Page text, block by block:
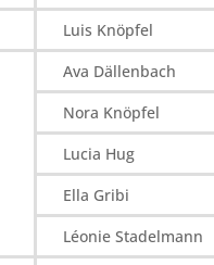
Luis Knöpfel
Ava Dällenbach
Nora Knöpfel
Lucia Hug
Ella Gribi
Léonie Stadelmann